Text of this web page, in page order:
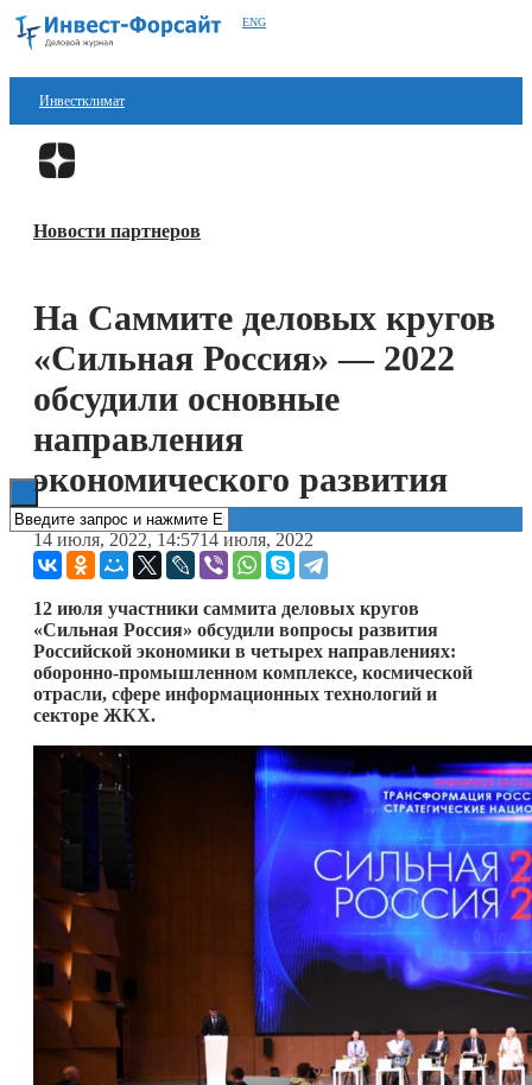
ENG
Инвестклимат
Финансы
Блокчейн
ESG
Книги
Новости партнеров
На Саммите деловых кругов
«Сильная Россия» — 2022
обсудили основные
направления
экономического развития
14 июля, 2022, 14:5714 июля, 2022
12 июля участники саммита деловых кругов
«Сильная Россия» обсудили вопросы развития
Российской экономики в четырех направлениях:
оборонно-промышленном комплексе, космической
отрасли, сфере информационных технологий и
секторе ЖКХ.